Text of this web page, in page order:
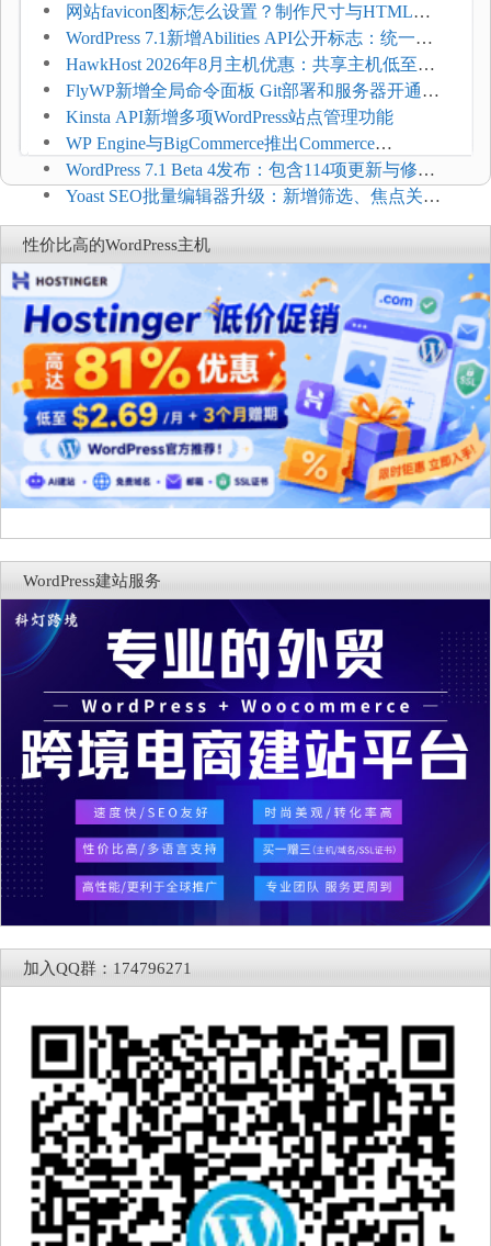
网站favicon图标怎么设置？制作尺寸与HTML添
加方法
WordPress 7.1新增Abilities API公开标志：统一支
持REST API、MCP与AI代理
HawkHost 2026年8月主机优惠：共享主机低至
$2.61/月，高性能主机同步折扣
FlyWP新增全局命令面板 Git部署和服务器开通更
方便
Kinsta API新增多项WordPress站点管理功能
WP Engine与BigCommerce推出Commerce
Connect：WordPress商店可保留前台体验并扩展电
商能力
WordPress 7.1 Beta 4发布：包含114项更新与修
复，仅建议在测试环境体验
Yoast SEO批量编辑器升级：新增筛选、焦点关键
词与AI元数据草稿
性价比高的WordPress主机
WordPress建站服务
加入QQ群：174796271